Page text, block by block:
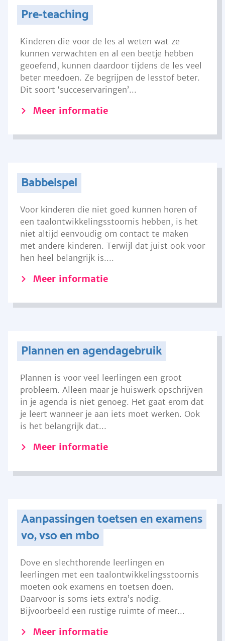
Pre-teaching
Kinderen die voor de les al weten wat ze
kunnen verwachten en al een beetje hebben
geoefend, kunnen daardoor tijdens de les veel
beter meedoen. Ze begrijpen de lesstof beter.
Dit soort ‘succeservaringen’...
Meer informatie
Babbelspel
Voor kinderen die niet goed kunnen horen of
een taalontwikkelingsstoornis hebben, is het
niet altijd eenvoudig om contact te maken
met andere kinderen. Terwijl dat juist ook voor
hen heel belangrijk is....
Meer informatie
Plannen en agendagebruik
Plannen is voor veel leerlingen een groot
probleem. Alleen maar je huiswerk opschrijven
in je agenda is niet genoeg. Het gaat erom dat
je leert wanneer je aan iets moet werken. Ook
is het belangrijk dat...
Meer informatie
Aanpassingen toetsen en examens
vo, vso en mbo
Dove en slechthorende leerlingen en
leerlingen met een taalontwikkelingsstoornis
moeten ook examens en toetsen doen.
Daarvoor is soms iets extra’s nodig.
Bijvoorbeeld een rustige ruimte of meer...
Meer informatie